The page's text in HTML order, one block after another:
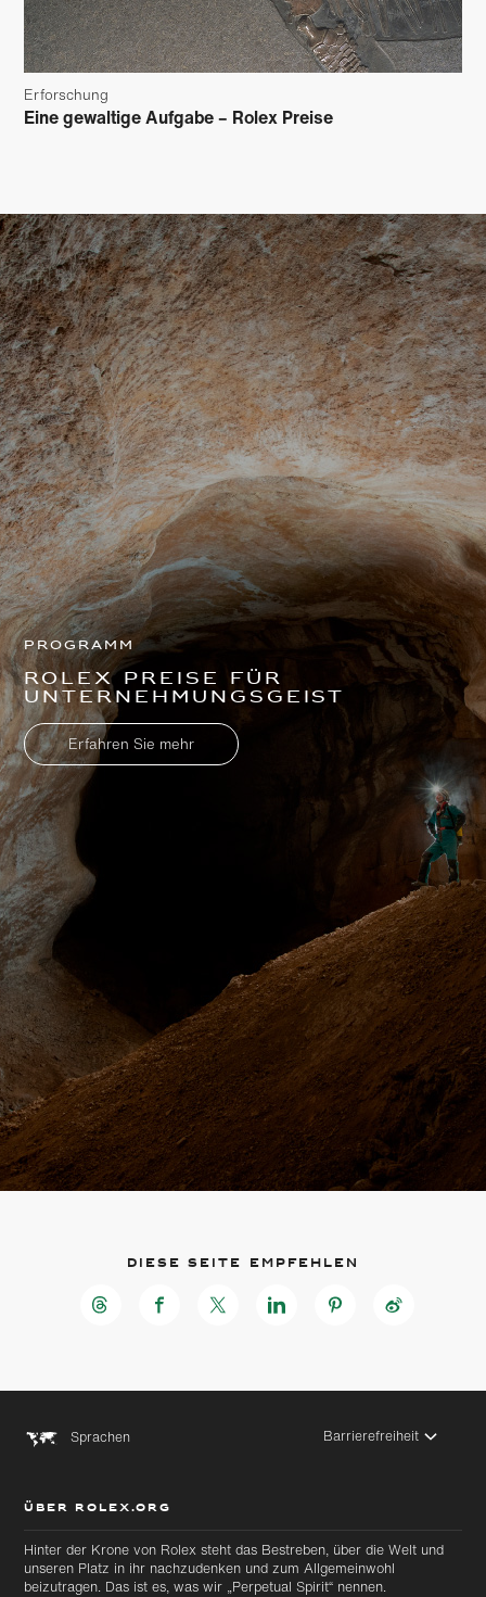
Erforschung
Eine gewaltige Aufgabe – Rolex Preise
Programm
Rolex Preise für
Unternehmungsgeist
Erfahren Sie mehr
Diese Seite empfehlen
Sprachen Barrierefreiheit
ÜBER ROLEX.ORG
Hinter der Krone von Rolex steht das Bestreben, über die Welt und
unseren Platz in ihr nachzudenken und zum Allgemeinwohl
beizutragen. Das ist es, was wir „Perpetual Spirit“ nennen.